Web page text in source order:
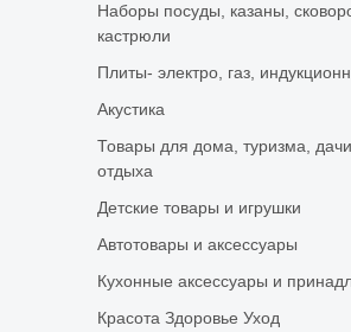
Наборы посуды, казаны,
кастрюли
Плиты- электро, газ,
Акустика
Товары для дома, туризма,
отдыха
Детские товары и игрушки
Автотовары и аксессуары
Кухонные аксессуары и
Красота Здоровье Уход